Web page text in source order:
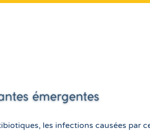
les infections causées par